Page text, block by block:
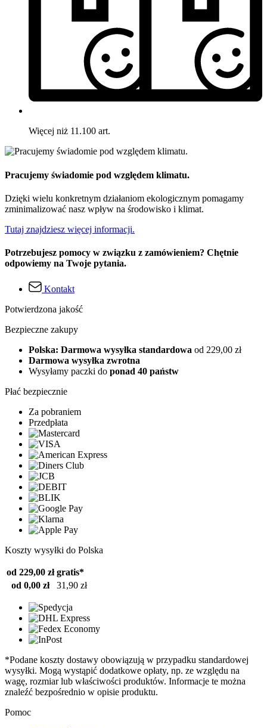
Więcej niż 11.100 art.
Pracujemy świadomie pod względem klimatu.
Dzięki wielu konkretnym działaniom ekologicznym pomagamy
zminimalizować nasz wpływ na środowisko i klimat.
Tutaj znajdziesz więcej informacji.
Potrzebujesz pomocy w związku z zamówieniem? Chętnie
odpowiemy na Twoje pytania.
Kontakt
Potwierdzona jakość
Bezpieczne zakupy
Polska: Darmowa wysyłka standardowa od 229,00 zł
Darmowa wysyłka zwrotna
Wysyłamy paczki do ponad 40 państw
Płać bezpiecznie
Za pobraniem
Przedpłata
Koszty wysyłki do Polska
od 229,00 zł gratis*
od 0,00 zł
31,90 zł
*Podane koszty dostawy obowiązują w przypadku standardowej
wysyłki. Mogą wystąpić dodatkowe opłaty, np. ze względu na
wagę, rozmiar lub właściwości produktów. Informacje te można
znaleźć bezpośrednio w opisie produktu.
Pomoc